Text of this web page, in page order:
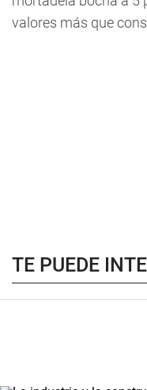
valores más que
TE PUEDE